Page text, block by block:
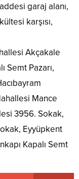
garaj alanı,
karşısı,
Akçakale
Semt Pazarı,
Mance
3956. Sokak,
Eyyüpkent
Kapalı Semt